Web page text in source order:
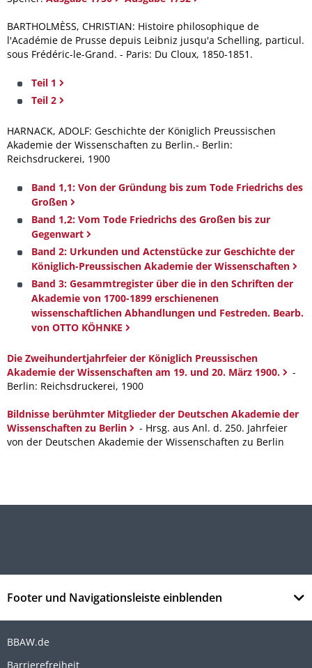
BARTHOLMÈSS, CHRISTIAN: Histoire philosophique de
l'Académie de Prusse depuis Leibniz jusqu'a Schelling, particul.
sous Frédéric-le-Grand. - Paris: Du Cloux, 1850-1851.
Teil 1
Teil 2
HARNACK, ADOLF: Geschichte der Königlich Preussischen
Akademie der Wissenschaften zu Berlin.- Berlin:
Reichsdruckerei, 1900
Band 1,1: Von der Gründung bis zum Tode Friedrichs des
Großen
Band 1,2: Vom Tode Friedrichs des Großen bis zur
Gegenwart
Band 2: Urkunden und Actenstücke zur Geschichte der
Königlich-Preussischen Akademie der Wissenschaften
Band 3: Gesammtregister über die in den Schriften der
Akademie von 1700-1899 erschienenen
wissenschaftlichen Abhandlungen und Festreden. Bearb.
von OTTO KÖHNKE
Die Zweihundertjahrfeier der Königlich Preussischen
Akademie der Wissenschaften am 19. und 20. März 1900.
-
Berlin: Reichsdruckerei, 1900
Bildnisse berühmter Mitglieder der Deutschen Akademie der
Wissenschaften zu Berlin
- Hrsg. aus Anl. d. 250. Jahrfeier
von der Deutschen Akademie der Wissenschaften zu Berlin
Footer und Navigationsleiste einblenden
BBAW.de
Barrierefreiheit